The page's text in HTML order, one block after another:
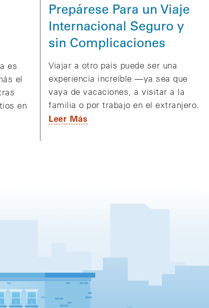
es
el
en
Prepárese Para un Viaje
Internacional Seguro y
sin Complicaciones
Viajar a otro país puede ser una
experiencia increíble —ya sea que
vaya de vacaciones, a visitar a la
familia o por trabajo en el extranjero.
Leer Más